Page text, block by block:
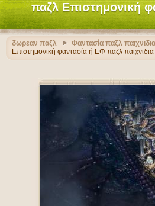
παζλ Επιστημονική
δωρεαν παζλ
Φαντασία παζλ παιχνιδια
Επιστημονική φαντασία ή ΕΦ παζλ παιχνιδια